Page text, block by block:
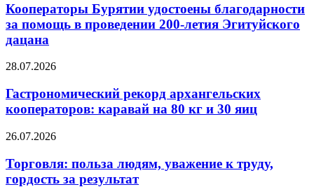
Кооператоры Бурятии удостоены благодарности
за помощь в проведении 200-летия Эгитуйского
дацана
28.07.2026
Гастрономический рекорд архангельских
кооператоров: каравай на 80 кг и 30 яиц
26.07.2026
Торговля: польза людям, уважение к труду,
гордость за результат